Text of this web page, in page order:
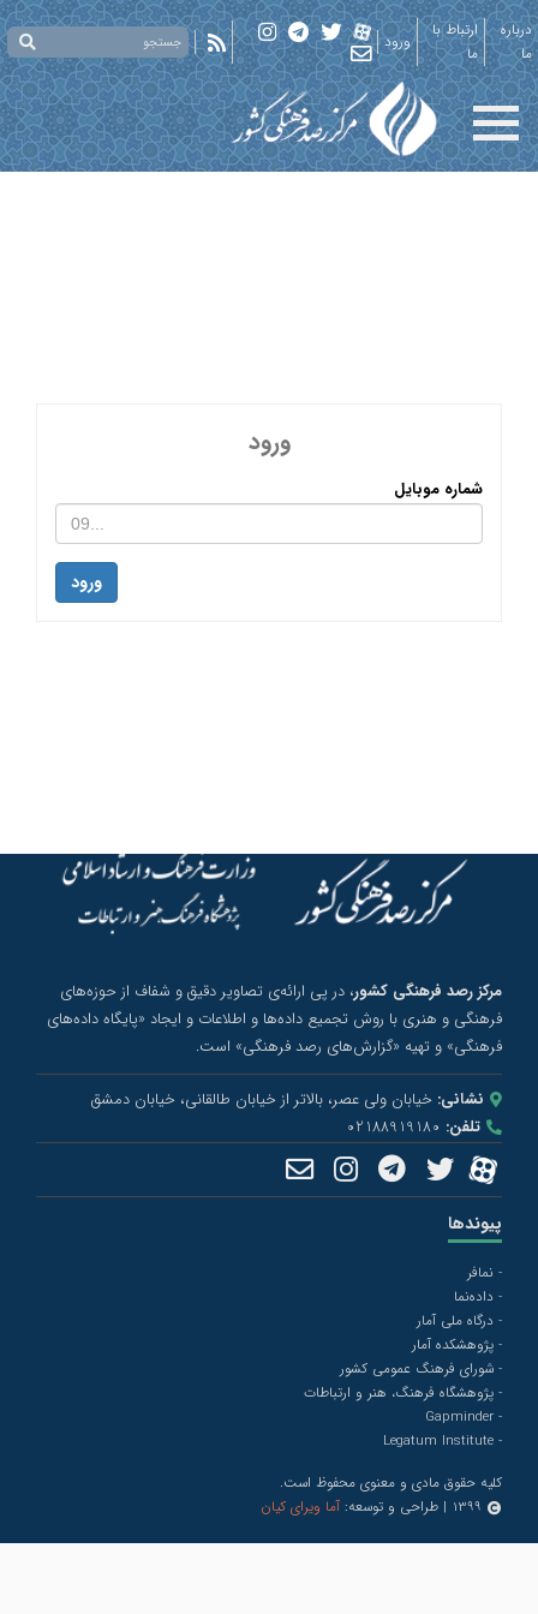
درباره
ما
ارتباط با
ما
ورود
ورود
شماره موبایل
ورود
مرکز رصد فرهنگی کشور، در پی ارائه‌ی تصاویر دقیق و شفاف از حوزه‌های
فرهنگی و هنری با روش تجمیع داده‌ها و اطلاعات و ایجاد «پایگاه داده‌های
فرهنگی» و تهیه «گزارش‌های رصد فرهنگی» است.
نشانی: خیابان ولی عصر، بالاتر از خیابان طالقانی، خیابان دمشق
تلفن:
پیوندها
- نمافر
- داده‌نما
- درگاه ملی آمار
- پژوهشکده آمار
- شورای فرهنگ عمومی کشور
- پژوهشگاه فرهنگ، هنر و ارتباطات
- Gapminder
- Legatum Institute
کلیه حقوق مادی و معنوی محفوظ است.
1399 | طراحی و توسعه:
آما ویرای کیان